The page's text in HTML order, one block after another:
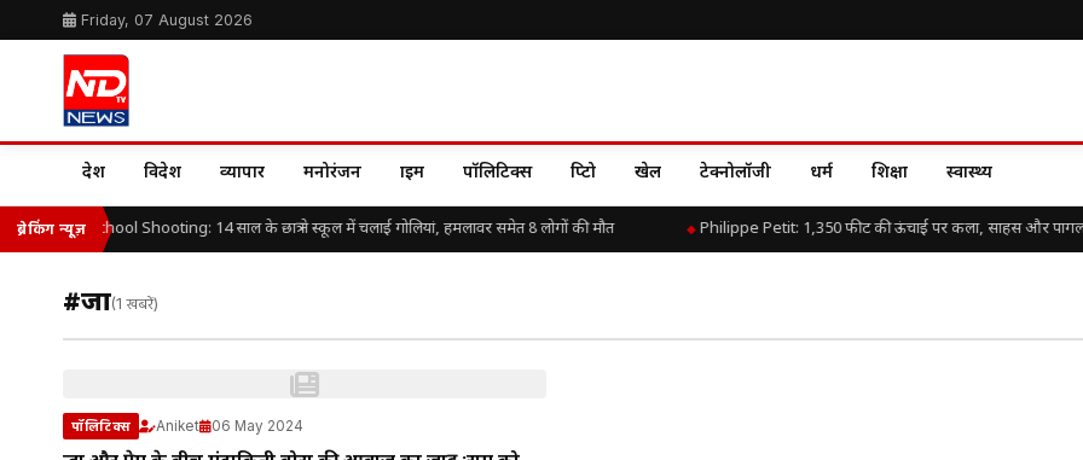
Friday, 07 August 2026
देश विदेश व्यापार मनोरंजन क्राइम पॉलिटिक्स क्रिप्टो खेल टेक्नोलॉजी धर्म शिक्षा स्वास्थ्य
ब्रेकिंग न्यूज़
Thailand School Shooting: 14 साल के छात्र ने स्कूल में चलाई गोलियां, हमलावर समेत 8 लोगों की मौत Philippe Petit: 1,350 फीट की ऊंचाई पर कला, साहस और
#जादू(1 खबरें)
पॉलिटिक्स Aniket 06 May 2024